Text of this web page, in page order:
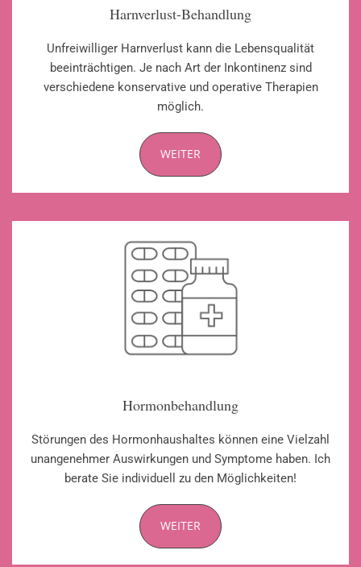
Harnverlust-Behandlung
Unfreiwilliger Harnverlust kann die Lebensqualität
beeinträchtigen. Je nach Art der Inkontinenz sind
verschiedene konservative und operative Therapien
möglich.
WEITER
Hormonbehandlung
Störungen des Hormonhaushaltes können eine Vielzahl
unangenehmer Auswirkungen und Symptome haben. Ich
berate Sie individuell zu den Möglichkeiten!
WEITER